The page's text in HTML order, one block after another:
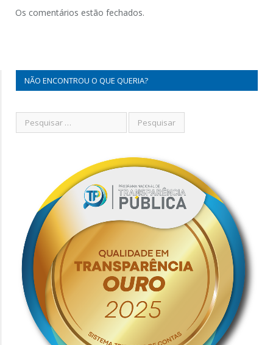
Os comentários estão fechados.
NÃO ENCONTROU O QUE QUERIA?